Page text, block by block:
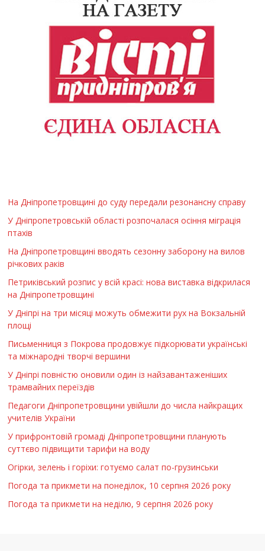
На Дніпропетровщині до суду передали резонансну справу
У Дніпропетровській області розпочалася осіння міграція
птахів
На Дніпропетровщині вводять сезонну заборону на вилов
річкових раків
Петриківський розпис у всій красі: нова виставка відкрилася
на Дніпропетровщині
У Дніпрі на три місяці можуть обмежити рух на Вокзальній
площі
Письменниця з Покрова продовжує підкорювати українські
та міжнародні творчі вершини
У Дніпрі повністю оновили один із найзавантаженіших
трамвайних переїздів
Педагоги Дніпропетровщини увійшли до числа найкращих
учителів України
У прифронтовій громаді Дніпропетровщини планують
суттєво підвищити тарифи на воду
Огірки, зелень і горіхи: готуємо салат по-грузинськи
Погода та прикмети на понеділок, 10 серпня 2026 року
Погода та прикмети на неділю, 9 серпня 2026 року